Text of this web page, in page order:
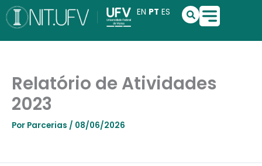
para
conteúdo
EN PT ES S
e
a
c
Relatório de Atividades
2023
Por Parcerias / 08/06/2026